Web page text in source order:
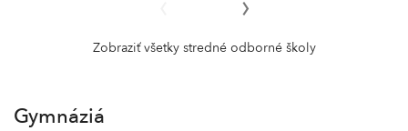
Zobraziť všetky stredné odborné školy
Gymnáziá